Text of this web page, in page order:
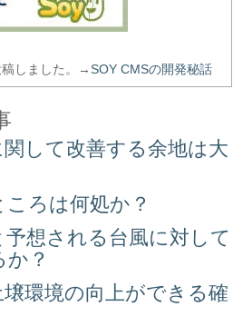
稿しました。→SOY CMSの開発秘話
して改善する余地は大
ろは何処か？
想される台風に対して
？
環境の向上ができる確